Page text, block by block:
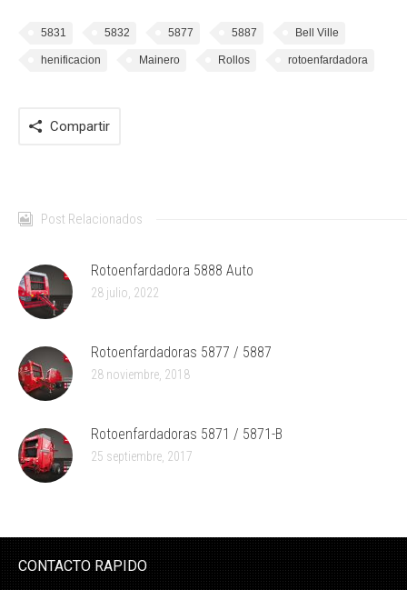
5831 5832 5877 5887 Bell Ville
henificacion Mainero Rollos rotoenfardadora
Compartir
Post Relacionados
Rotoenfardadora 5888 Auto
28 julio, 2022
Rotoenfardadoras 5877 / 5887
28 noviembre, 2018
Rotoenfardadoras 5871 / 5871-B
25 septiembre, 2017
CONTACTO RAPIDO